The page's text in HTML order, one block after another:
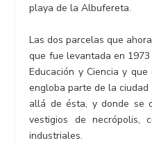
playa de la Albufereta.
Las dos parcelas que
que fue levantada en
Educación y Ciencia y
engloba parte de la ciudad
allá de ésta, y donde se
vestigios de necrópolis,
industriales.